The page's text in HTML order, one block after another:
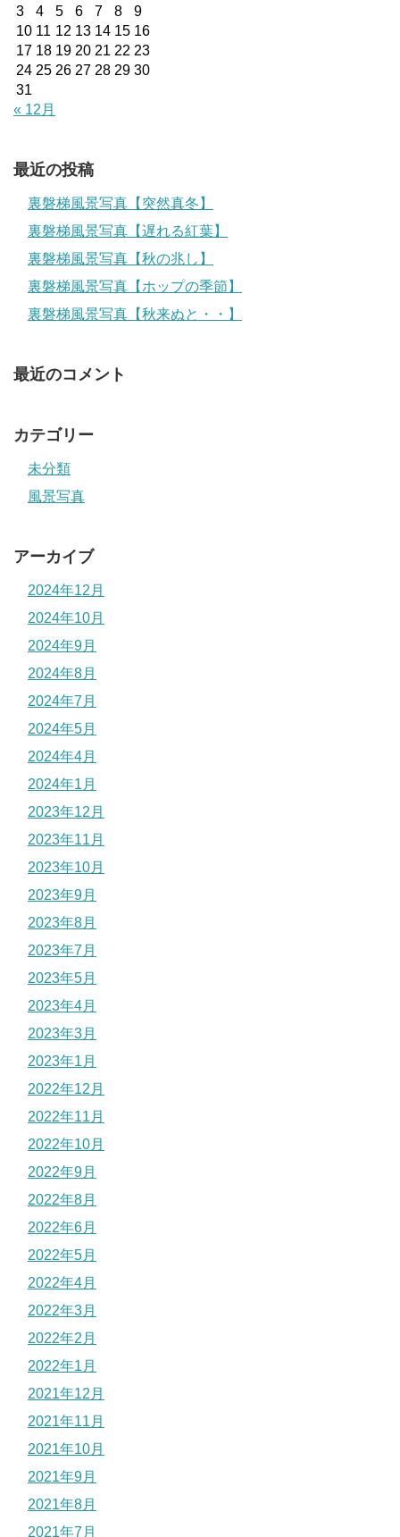
3
4 5 6 7 8
9
10 11 12 13 14 15 16
17 18 19 20 21 22 23
24 25 26 27 28 29 30
31
« 12月
最近の投稿
裏磐梯風景写真【突然真冬】
裏磐梯風景写真【遅れる紅葉】
裏磐梯風景写真【秋の兆し】
裏磐梯風景写真【ホップの季節】
裏磐梯風景写真【秋来ぬと・・】
最近のコメント
カテゴリー
未分類
風景写真
アーカイブ
2024年12月
2024年10月
2024年9月
2024年8月
2024年7月
2024年5月
2024年4月
2024年1月
2023年12月
2023年11月
2023年10月
2023年9月
2023年8月
2023年7月
2023年5月
2023年4月
2023年3月
2023年1月
2022年12月
2022年11月
2022年10月
2022年9月
2022年8月
2022年6月
2022年5月
2022年4月
2022年3月
2022年2月
2022年1月
2021年12月
2021年11月
2021年10月
2021年9月
2021年8月
2021年7月